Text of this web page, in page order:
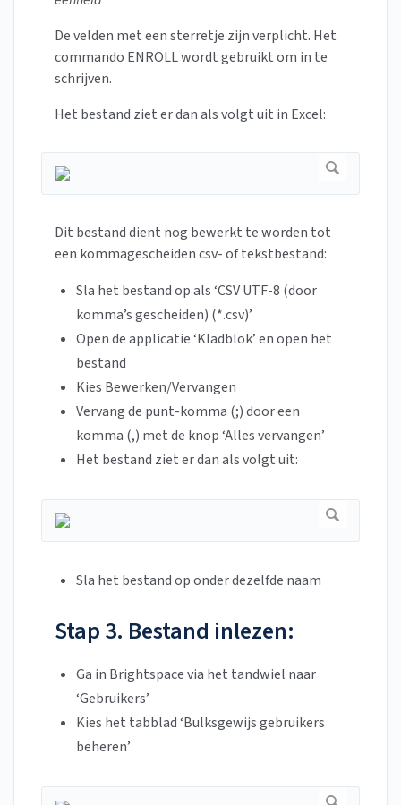
De velden met een sterretje zijn verplicht. Het
commando ENROLL wordt gebruikt om in te
schrijven.
Het bestand ziet er dan als volgt uit in Excel:
Dit bestand dient nog bewerkt te worden tot
een kommagescheiden csv- of tekstbestand:
Sla het bestand op als ‘CSV UTF-8 (door
komma’s gescheiden) (*.csv)’
Open de applicatie ‘Kladblok’ en open het
bestand
Kies Bewerken/Vervangen
Vervang de punt-komma (;) door een
komma (,) met de knop ‘Alles vervangen’
Het bestand ziet er dan als volgt uit:
Sla het bestand op onder dezelfde naam
Stap 3. Bestand inlezen:
Ga in Brightspace via het tandwiel naar
‘Gebruikers’
Kies het tabblad ‘Bulksgewijs gebruikers
beheren’